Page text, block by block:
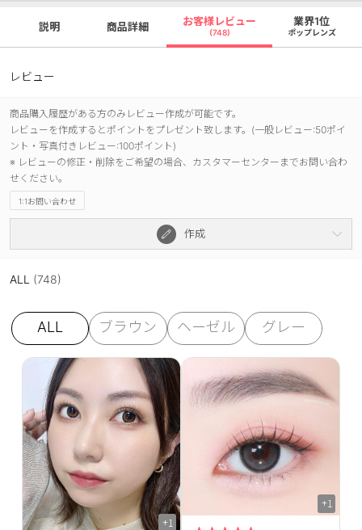
説明 商品詳細 お客様レビュー
(748)
業界1位
ポップレンズ
レビュー
商品購入履歴がある方のみレビュー作成が可能です。
レビューを作成するとポイントをプレゼント致します。(一般レビュー:50ポイ
ント・写真付きレビュー:100ポイント)
※ レビューの修正・削除をご希望の場合、カスタマーセンターまでお問い合わ
せください。
1:1お問い合わせ
作成
ALL (748)
ALL ブラウン ヘーゼル グレー
+1
+1